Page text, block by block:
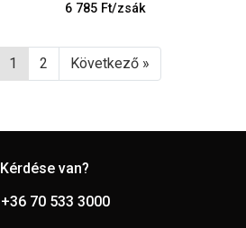
6 785 Ft/zsák
1 2 Következő »
Kérdése van?
+36 70 533 3000